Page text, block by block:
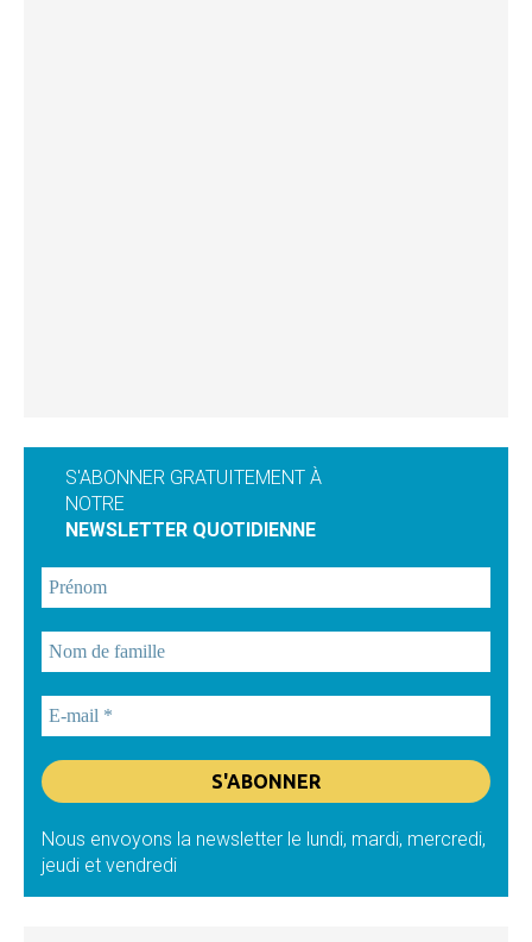
S'ABONNER GRATUITEMENT À
NOTRE
NEWSLETTER QUOTIDIENNE
Nous envoyons la newsletter le lundi, mardi, mercredi,
jeudi et vendredi